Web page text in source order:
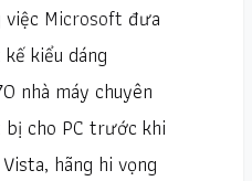
Microsoft đưa
kiểu dáng
nhà máy chuyên
cho PC trước khi
hãng hi vọng